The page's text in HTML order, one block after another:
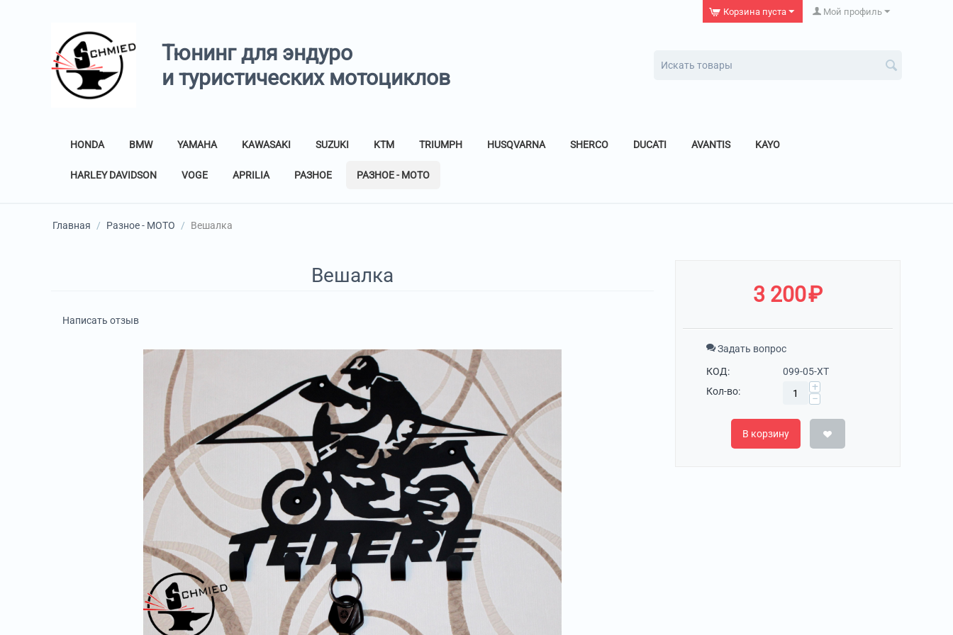
Мой профиль
Корзина пуста
Тюнинг для эндуро
и туристических мотоциклов
HONDA BMW YAMAHA KAWASAKI SUZUKI KTM TRIUMPH HUSQVARNA SHERCO DUCATI AVANTIS KAYO
HARLEY DAVIDSON VOGE APRILIA РАЗНОЕ РАЗНОЕ - МОТО
Главная / Разное - МОТО / Вешалка
Вешалка
Написать отзыв
3 200₽
Задать вопрос
КОД:
099-05-XT
Кол-во:
+
−
В корзину